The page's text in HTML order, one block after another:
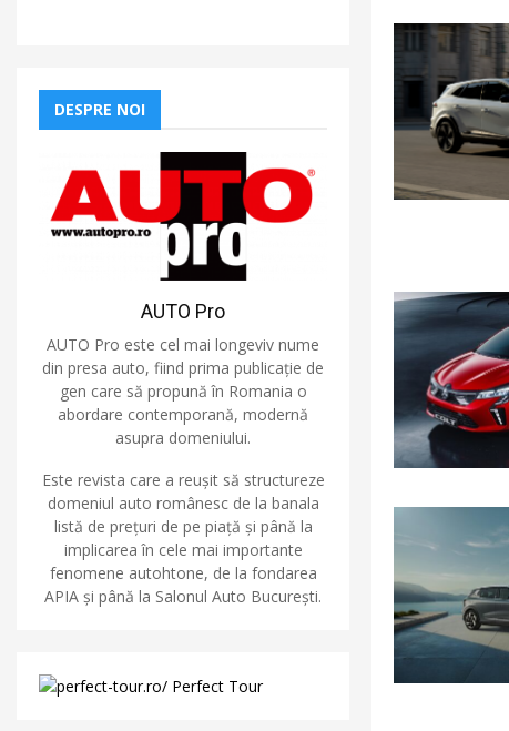
DESPRE NOI
AUTO Pro
AUTO Pro este cel mai longeviv nume
din presa auto, fiind prima publicație de
gen care să propună în Romania o
abordare contemporană, modernă
asupra domeniului.
Este revista care a reușit să structureze
domeniul auto românesc de la banala
listă de prețuri de pe piață și până la
implicarea în cele mai importante
fenomene autohtone, de la fondarea
APIA și până la Salonul Auto București.